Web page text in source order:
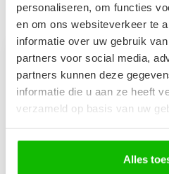
personaliseren, om functies
en om ons websiteverkeer te
informatie over uw gebruik
partners voor social media,
partners kunnen deze
informatie die u aan ze heeft
verzameld op basis van uw
Alles
Recent bekeken
-10%